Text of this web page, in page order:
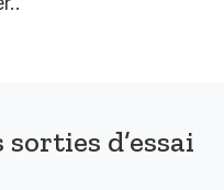
d’essai